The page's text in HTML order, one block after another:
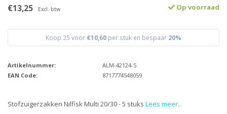
€13,25 Excl. btw Op voorraad
Koop 25 voor €10,60 per stuk en bespaar 20%
Artikelnummer:
ALM-42124-5
EAN Code:
8717774548059
Stofzuigerzakken Nilfisk Multi 20/30 - 5 stuks Lees meer..